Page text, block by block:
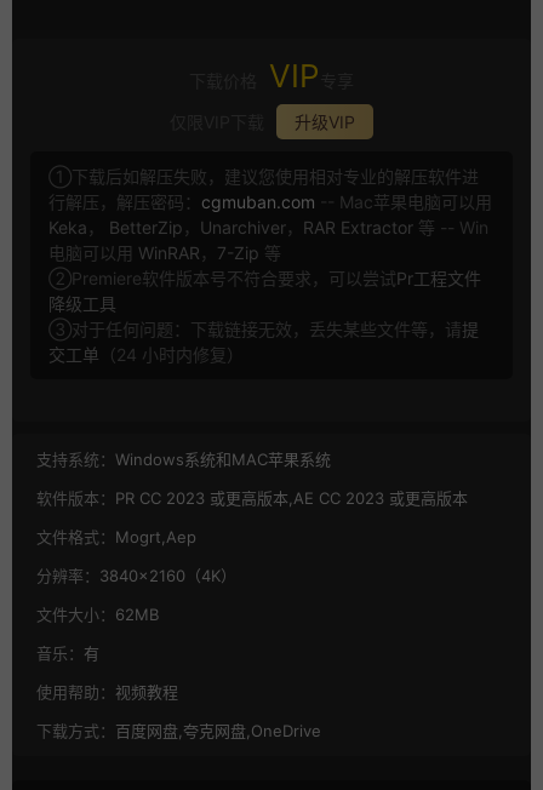
VIP
升级VIP
①下载后如解压失败，建议您使用相对专业的解压软件进
行解压，解压密码： cgmuban.com -- Mac苹果电脑可以用
Keka ， BetterZip ， Unarchiver， RAR Extractor 等 -- Win
电脑可以用 WinRAR ， 7-Zip 等
②Premiere软件版本号不符合要求，可以尝试Pr工程文件
降级工具
③对于任何问题：下载链接无效，丢失某些文件等，请提
交工单 （24 小时内修复）
支持系统： Windows系统和MAC苹果系统
软件版本： PR CC 2023 或更高版本,AE CC 2023 或更高版本
文件格式： Mogrt,Aep
分辨率： 3840×2160（4K）
文件大小： 62MB
音乐： 有
使用帮助： 视频教程
下载方式： 百度网盘,夸克网盘,OneDrive